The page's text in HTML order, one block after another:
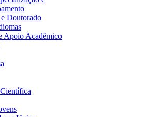
Doutorado
Apoio Acadêmico